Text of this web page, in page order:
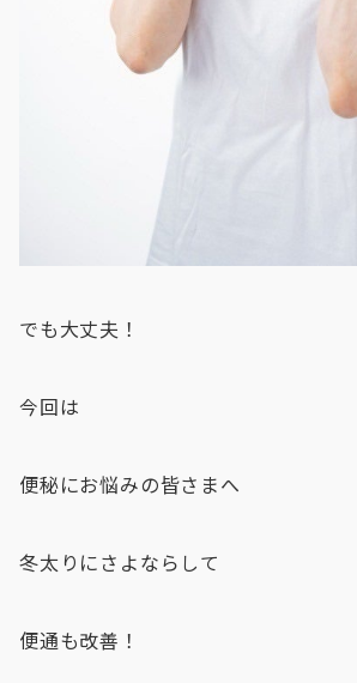
でも大丈夫！
今回は
便秘にお悩みの皆さまへ
冬太りにさよならして
便通も改善！